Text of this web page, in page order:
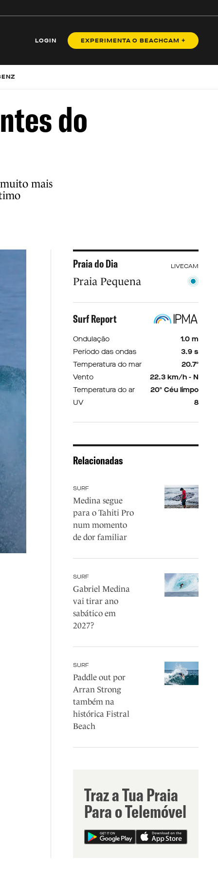
LOGIN EXPERIMENTA O BEACHCAM +
do
mais
Praia do Dia LIVECAM
Praia Pequena
Surf Report
Ondulação
1.0 m
Período das ondas
3.9 s
Temperatura do mar
20.7º
Vento
22.3 km/h - N
Temperatura do ar
20º Céu limpo
UV
8
Relacionadas
SURF
Medina segue
para o Tahiti Pro
num momento
de dor familiar
SURF
Gabriel Medina
vai tirar ano
sabático em
2027?
SURF
Paddle out por
Arran Strong
também na
histórica Fistral
Beach
Traz a Tua Praia
Para o Telemóvel